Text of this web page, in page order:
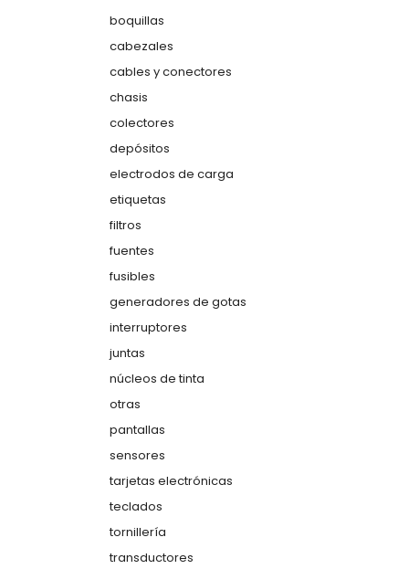
boquillas
cabezales
cables y conectores
chasis
colectores
depósitos
electrodos de carga
etiquetas
filtros
fuentes
fusibles
generadores de gotas
interruptores
juntas
núcleos de tinta
otras
pantallas
sensores
tarjetas electrónicas
teclados
tornillería
transductores